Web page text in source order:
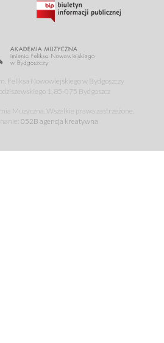
Feliksa Nowowiejskiego w Bydgoszczy
1, 85-075 Bydgoszcz
Muzyczna. Wszelkie prawa zastrzeżone.
052B agencja kreatywna